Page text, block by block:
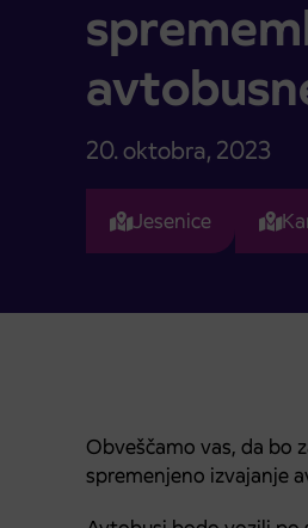
20. oktobra, 2023
Jesenice
Obveščamo vas, da bo
spremenjeno izvajanje